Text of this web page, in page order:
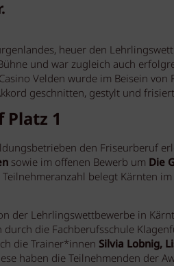
heuer den
und war zugleich auch
Velden wurde im Beisein von
geschnitten, gestylt und
1
den Friseurberuf
sowie im offenen Bewerb um Die
belegt Kärnten
der Lehrlingswettbewerbe in
die Fachberufsschule
die Trainer*innen Silvia Lobnig,
haben die Teilnehmenden der